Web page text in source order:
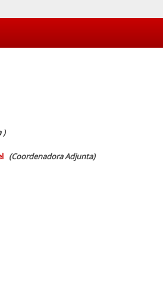
)
(Coordenadora Adjunta)